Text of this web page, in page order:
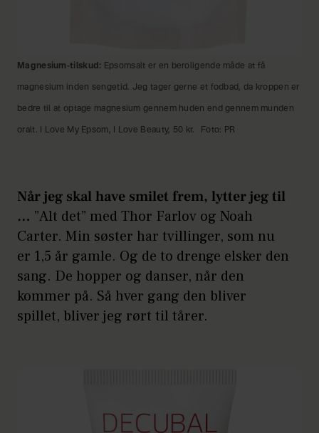
Magnesium-tilskud: Epsomsalt er en beroligende måde at få
magnesium inden sengetid. Jeg tager gerne et fodbad, da kroppen er
bedre til at optage magnesium gennem huden end gennem munden
oralt. I Love My Epsom, I Love Beauty, 50 kr. Foto: PR
Når jeg skal have smilet frem, lytter jeg til
… ”Alt det” med Thor Farlov og Noah
Carter. Min søster har tvillinger, som nu
er 1,5 år gamle. Og de to drenge elsker den
sang. De hopper og danser, når den
kommer på. Så hver gang den bliver
spillet, bliver jeg rørt til tårer.